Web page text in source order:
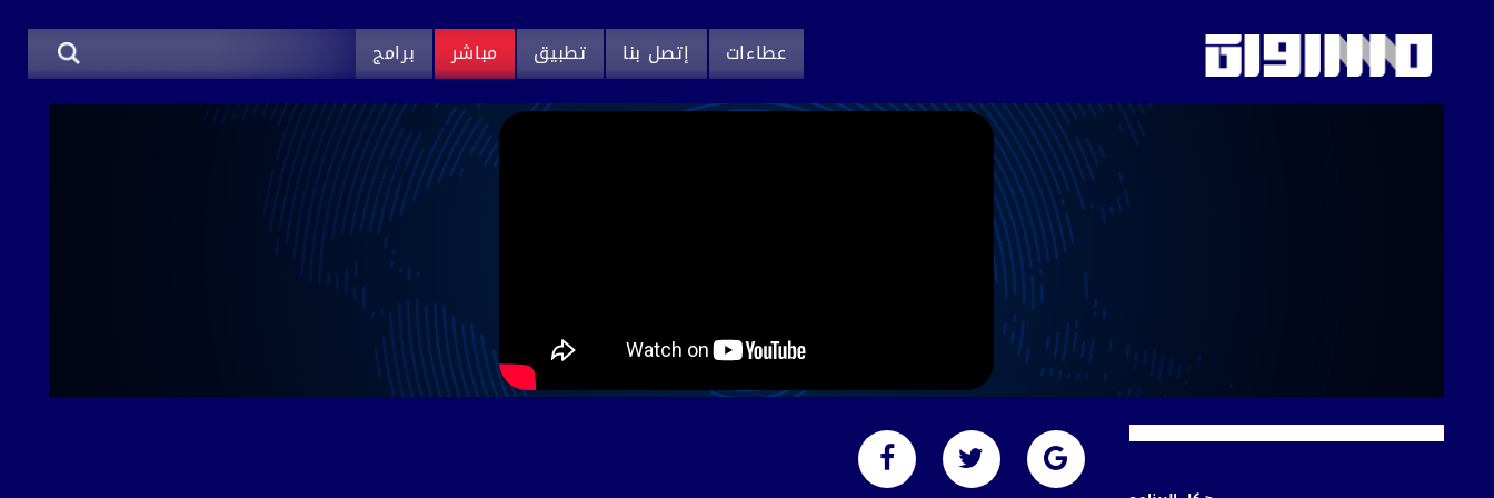
عطاءات إتصل بنا تطبيق مباشر برامج